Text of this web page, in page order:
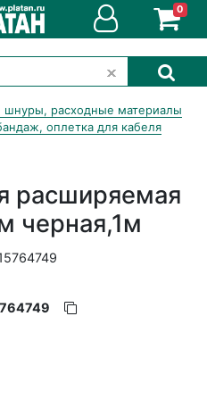
0
шнуры, расходные материалы
оплетка для кабеля
расширяемая
черная,1м